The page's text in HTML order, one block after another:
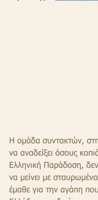
Η ομάδα συντακτών,
να αναδείξει όσους
Ελληνική Παράδοση,
να μείνει με
έμαθε για την αγάπη που